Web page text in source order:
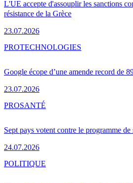
L'UE accepte d'assouplir les sanctions
résistance de la Grèce
23.07.2026
Google écope d’une amende record de
23.07.2026
PROTECHNOLOGIES
Sept pays votent contre le programme
24.07.2026
PROSANTÉ
POLITIQUE